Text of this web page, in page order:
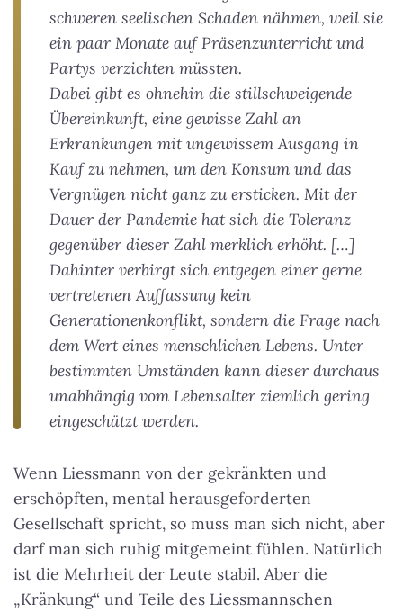
schweren seelischen Schaden nähmen, weil sie
ein paar Monate auf Präsenzunterricht und
Partys verzichten müssten.
Dabei gibt es ohnehin die stillschweigende
Übereinkunft, eine gewisse Zahl an
Erkrankungen mit ungewissem Ausgang in
Kauf zu nehmen, um den Konsum und das
Vergnügen nicht ganz zu ersticken. Mit der
Dauer der Pandemie hat sich die Toleranz
gegenüber dieser Zahl merklich erhöht. […]
Dahinter verbirgt sich entgegen einer gerne
vertretenen Auffassung kein
Generationenkonflikt, sondern die Frage nach
dem Wert eines menschlichen Lebens. Unter
bestimmten Umständen kann dieser durchaus
unabhängig vom Lebensalter ziemlich gering
eingeschätzt werden.
Wenn Liessmann von der gekränkten und
erschöpften, mental herausgeforderten
Gesellschaft spricht, so muss man sich nicht, aber
darf man sich ruhig mitgemeint fühlen. Natürlich
ist die Mehrheit der Leute stabil. Aber die
„Kränkung“ und Teile des Liessmannschen